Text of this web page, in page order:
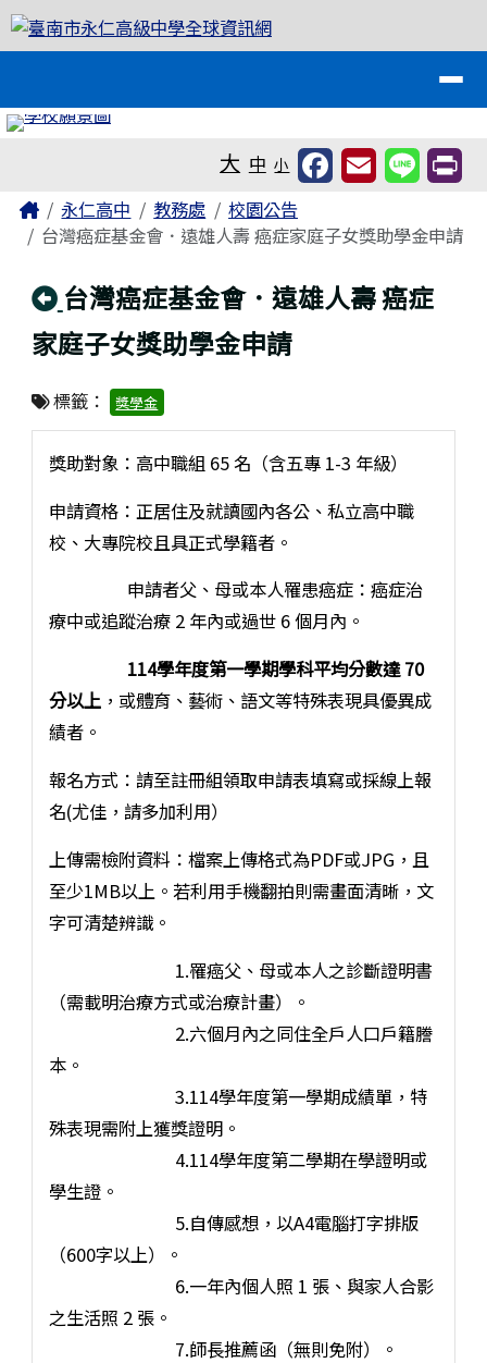
跳至主內容區
臺南市永仁高級中學全球資訊網
大 中 小
主內容區域
Home永仁高中 教務處
校園公告
台灣癌症基金會．遠雄人壽 癌症家庭子女獎助學金申請
回上頁
台灣癌症基金會．遠雄人壽 癌症
家庭子女獎助學金申請
標籤： 獎學金
獎助對象：高中職組 65 名（含五專 1-3 年級）
申請資格：正居住及就讀國內各公、私立高中職
校、大專院校且具正式學籍者。
申請者父、母或本人罹患癌症：癌症治
療中或追蹤治療 2 年內或過世 6 個月內。
114學年度第一學期學科平均分數達 70
分以上，或體育、藝術、語文等特殊表現具優異成
績者。
報名方式：請至註冊組領取申請表填寫或採線上報
名(尤佳，請多加利用）
上傳需檢附資料：檔案上傳格式為PDF或JPG，且
至少1MB以上。若利用手機翻拍則需畫面清晰，文
字可清楚辨識。
1.罹癌父、母或本人之診斷證明書
（需載明治療方式或治療計畫）。
2.六個月內之同住全戶人口戶籍謄
本。
3.114學年度第一學期成績單，特
殊表現需附上獲獎證明。
4.114學年度第二學期在學證明或
學生證。
5.自傳感想，以A4電腦打字排版
（600字以上）。
6.一年內個人照 1 張、與家人合影
之生活照 2 張。
7.師長推薦函（無則免附）。
頁尾區域